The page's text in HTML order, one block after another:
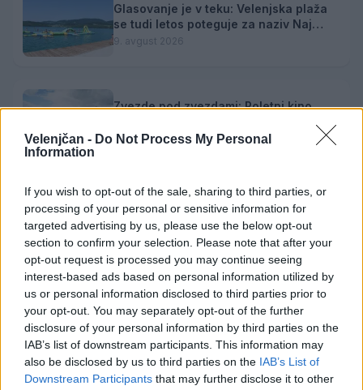
Velenjčan - Do Not Process My Personal
Information
If you wish to opt-out of the sale, sharing to third parties, or
processing of your personal or sensitive information for
targeted advertising by us, please use the below opt-out
section to confirm your selection. Please note that after your
opt-out request is processed you may continue seeing
interest-based ads based on personal information utilized by
us or personal information disclosed to third parties prior to
your opt-out. You may separately opt-out of the further
disclosure of your personal information by third parties on the
IAB’s list of downstream participants. This information may
also be disclosed by us to third parties on the IAB’s List of
Downstream Participants that may further disclose it to other
Glasovanje je v teku: Velenjska plaža
se tudi letos poteguje za naziv Naj
kopališče
9. avgust 2026
Zvezde pod zvezdami: Poletni kino
9. avgust 2026
Zavod4 in Zavod za turizem Šaleške
doline vabita na voden ogled Mornove
zijalke
8. avgust 2026
Opozorilo:Po 297. členu Kazenskega zakonika je
posameznik kazensko odgovoren za javno spodbujanje
sovraštva, nasilja ali nestrpnosti. Komentarji z žaljivimi,